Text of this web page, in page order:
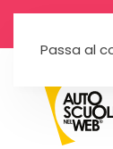
Passa al